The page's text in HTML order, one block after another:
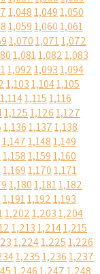
1,0481,0491,050
1,0591,0601,061
1,0701,0711,072
1,0811,0821,083
1,0921,0931,094
1,1031,1041,105
1,1141,1151,116
1,1251,1261,127
1,1361,1371,138
1,1471,1481,149
1,1581,1591,160
1,1691,1701,171
1,1801,1811,182
1,1911,1921,193
1,2021,2031,204
1,2131,2141,215
1,2241,2251,226
1,2351,2361,237